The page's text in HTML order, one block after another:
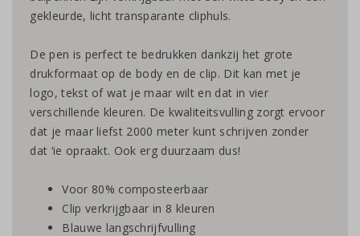
gekleurde, licht transparante cliphuls.
De pen is perfect te bedrukken dankzij het grote
drukformaat op de body en de clip. Dit kan met je
logo, tekst of wat je maar wilt en dat in vier
verschillende kleuren. De kwaliteitsvulling zorgt ervoor
dat je maar liefst 2000 meter kunt schrijven zonder
dat ‘ie opraakt. Ook erg duurzaam dus!
Voor 80% composteerbaar
Clip verkrijgbaar in 8 kleuren
Blauwe langschrijfvulling